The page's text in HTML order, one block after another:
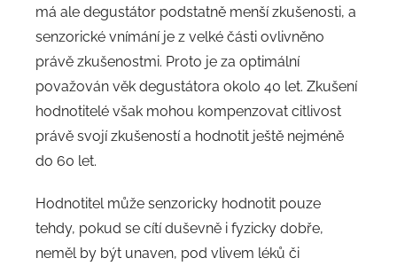
má ale degustátor podstatně menší zkušenosti, a
senzorické vnímání je z velké části ovlivněno
právě zkušenostmi. Proto je za optimální
považován věk degustátora okolo 40 let. Zkušení
hodnotitelé však mohou kompenzovat citlivost
právě svojí zkušeností a hodnotit ještě nejméně
do 60 let.
Hodnotitel může senzoricky hodnotit pouze
tehdy, pokud se cítí duševně i fyzicky dobře,
neměl by být unaven, pod vlivem léků či